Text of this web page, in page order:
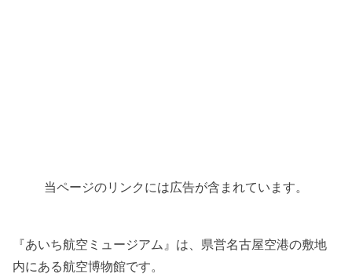
当ページのリンクには広告が含まれています。
『あいち航空ミュージアム』は、県営名古屋空港の敷地
内にある航空博物館です。